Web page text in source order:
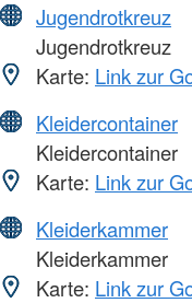
Jugendrotkreuz
Jugendrotkreuz
Karte: Link zur
Kleidercontainer
Kleidercontainer
Karte: Link zur
Kleiderkammer
Kleiderkammer
Karte: Link zur